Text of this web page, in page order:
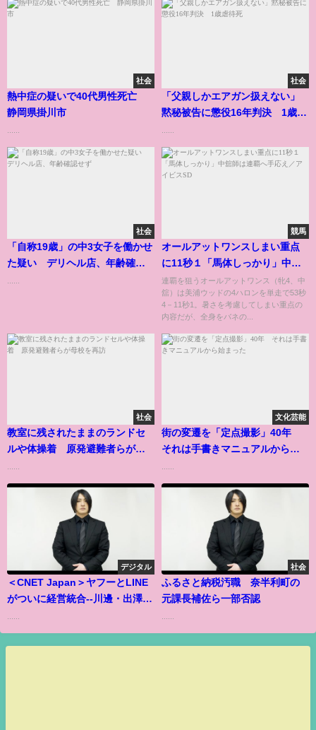
社会
熱中症の疑いで40代男性死亡
静岡県掛川市
......
社会
「父親しかエアガン扱えない」
黙秘被告に懲役16年判決 1歳虐
......
社会
「自称19歳」の中3女子を働かせ
た疑い デリヘル店、年齢確認
競馬
オールアットワンスしまい重点
に11秒１「馬体しっかり」中舘
師は連覇へ手応え／アイビスSD
連覇を狙うオールアットワンス（牝4、中
舘）は美浦ウッドの4ハロンを単走で53秒
4－11秒1。暑さを考慮してしまい重点の
内容だが、全身をバネの...
社会
教室に残されたままのランドセ
ルや体操着 原発避難者らが母
文化芸能
街の変遷を「定点撮影」40年
それは手書きマニュアルから始
デジタル
＜CNET Japan＞ヤフーとLINE
がついに経営統合--川邊・出澤共
社会
ふるさと納税汚職 奈半利町の
元課長補佐ら一部否認